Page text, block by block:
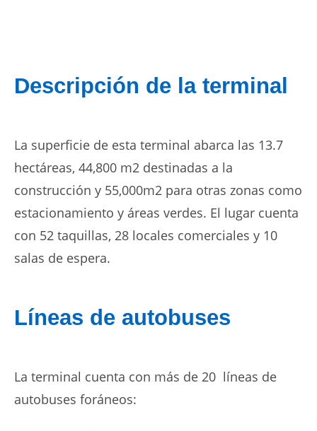
Descripción de la terminal
La superficie de esta terminal abarca las 13.7
hectáreas, 44,800 m2 destinadas a la
construcción y 55,000m2 para otras zonas como
estacionamiento y áreas verdes. El lugar cuenta
con 52 taquillas, 28 locales comerciales y 10
salas de espera.
Líneas de autobuses
La terminal cuenta con más de 20 líneas de
autobuses foráneos: